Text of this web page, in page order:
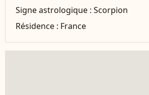
Signe astrologique :Scorpion
Résidence : France